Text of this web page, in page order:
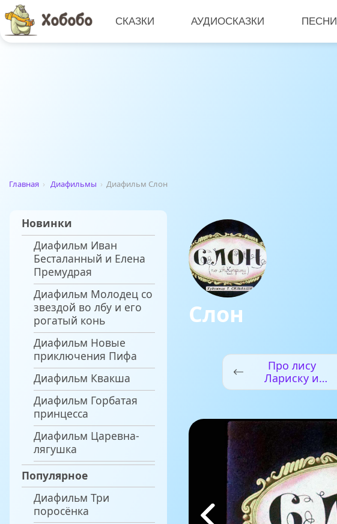
СКАЗКИ АУДИОСКАЗКИ ПЕСНИ
Главная › Диафильмы › Диафильм Слон
Новинки
Диафильм Иван
Бесталанный и Елена
Премудрая
Диафильм Молодец со
звездой во лбу и его
рогатый конь
Диафильм Новые
приключения Пифа
Диафильм Квакша
Диафильм Горбатая
принцесса
Диафильм Царевна-
лягушка
Популярное
Диафильм Три
поросёнка
Слон
Про лису
Лариску и
зайца Коську